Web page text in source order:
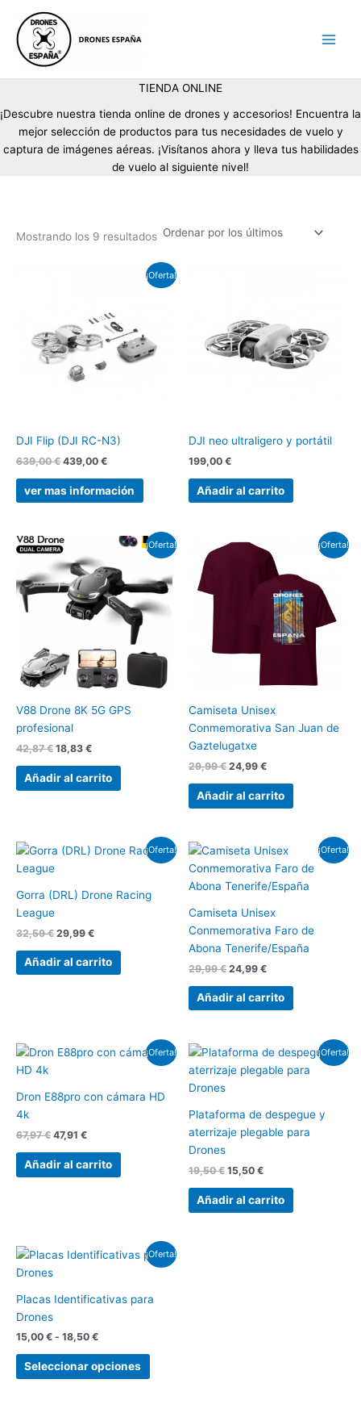
contenido
TIENDA ONLINE
¡Descubre nuestra tienda online de drones y accesorios! Encuentra la
mejor selección de productos para tus necesidades de vuelo y
captura de imágenes aéreas. ¡Visítanos ahora y lleva tus habilidades
de vuelo al siguiente nivel!
Mostrando los 9 resultados
¡Oferta!
DJI Flip (DJI RC-N3)
639,00€
639,00 €.
439,00 €
es:
439,00 €.
ver mas información
DJI neo ultraligero y portátil
199,00 €
Añadir al carrito
¡Oferta!
V88 Drone 8K 5G GPS
profesional
42,87€
El
precio
original
era:
42,87 €.
18,83 €
actual
es:
18,83 €.
Añadir al carrito
¡Oferta!
Camiseta Unisex
Conmemorativa San Juan de
Gaztelugatxe
29,99€
El
24,99 €
precio
actual
es:
24,99 €.
Añadir al carrito
¡Oferta!
Gorra (DRL) Drone Racing
League
32,59€
El
precio
32,59 €.
29,99 €
El
29,99 €.
Añadir al carrito
¡Oferta!
Camiseta Unisex
Conmemorativa Faro de
Abona Tenerife/España
29,99€
El
original
era:
24,99 €
El
actual
es:
Añadir al carrito
¡Oferta!
Dron E88pro con cámara HD
4k
67,97€
El
precio
67,97 €.
47,91 €
El
47,91 €.
Añadir al carrito
¡Oferta!
Plataforma de despegue y
aterrizaje plegable para
Drones
19,50€
El
original
15,50 €
El
actual
Añadir al carrito
¡Oferta!
Placas Identificativas para
Drones
15,00 € - 18,50 €
Rango
15,00 €
Seleccionar opciones
Este
producto
múltiples
se